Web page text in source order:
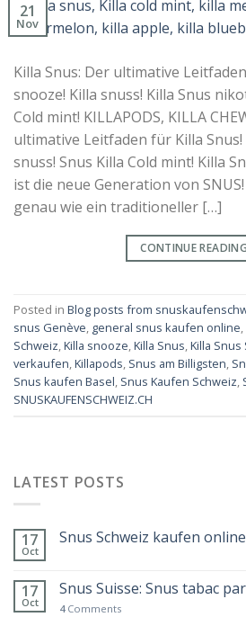
21
Nov
Killa Snus: Der ultimative
snooze! Killa snuss! Killa Snus
Cold mint! KILLAPODS, KILLA
ultimative Leitfaden für Killa Snus!
snuss! Snus Killa Cold mint! Killa
ist die neue Generation von
genau wie ein traditioneller […]
CONTINUE READING
Posted in Blog posts from
snus Genève, general snus kaufen online,
Schweiz,Killa snooze,Killa Snus,Killa Snus
verkaufen,Killapods, Snus am Billigsten,
Snus kaufen Basel, Snus Kaufen Schweiz,
SNUSKAUFENSCHWEIZ.CH
LATEST POSTS
17
Oct
Snus Schweiz kaufen
17
Oct
Snus Suisse: Snus tabac
4Comments